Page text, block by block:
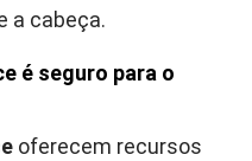
a cabeça.
é seguro para o
oferecem recursos